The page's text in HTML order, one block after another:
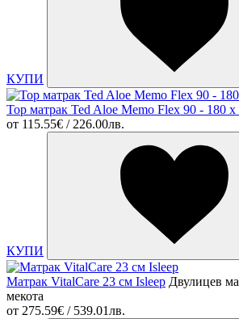
КУПИ
Top матрак Ted Aloe Memo Flex 90 - 180 х
от 115.55€ / 226.00лв.
КУПИ
Матрак VitalCare 23 см Isleep Двулицев
мекота
от 275.59€ / 539.01лв.